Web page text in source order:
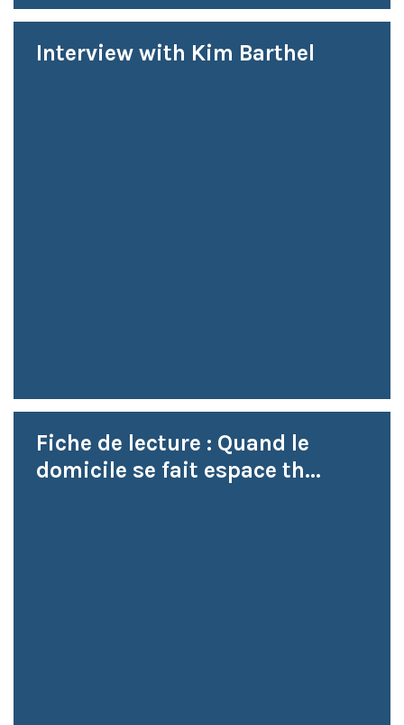
Interview with Kim Barthel
Fiche de lecture : Quand le
domicile se fait espace th...